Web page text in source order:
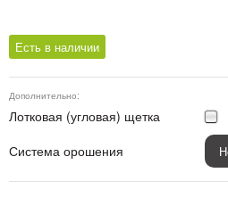
Есть в наличии
Дополнительно:
Лотковая (угловая) щетка
Система орошения